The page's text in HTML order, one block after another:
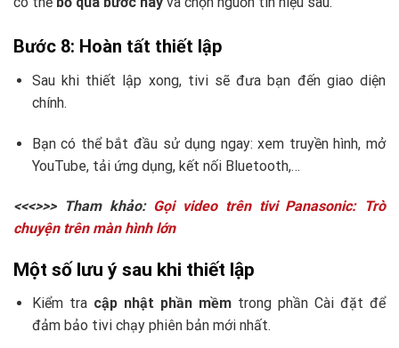
Bước 8: Hoàn tất thiết lập
Sau khi thiết lập xong, tivi sẽ đưa bạn đến giao diện
chính.
Bạn có thể bắt đầu sử dụng ngay: xem truyền hình, mở
YouTube, tải ứng dụng, kết nối Bluetooth,…
<<<>>> Tham khảo: Gọi video trên tivi Panasonic: Trò
chuyện trên màn hình lớn
Một số lưu ý sau khi thiết lập
Kiểm tra cập nhật phần mềmtrong phần Cài đặt để
đảm bảo tivi chạy phiên bản mới nhất.